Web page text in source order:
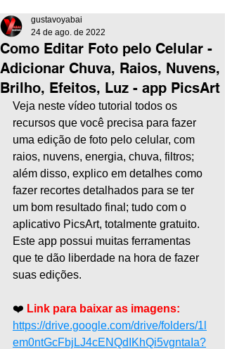
Como Editar Foto pelo Celular -
Adicionar Chuva, Raios, Nuvens,
Brilho, Efeitos, Luz - app PicsArt
gustavoyabai
24 de ago. de 2022
Veja neste vídeo tutorial todos os
recursos que você precisa para fazer
uma edição de foto pelo celular, com
raios, nuvens, energia, chuva, filtros;
além disso, explico em detalhes como
fazer recortes detalhados para se ter
um bom resultado final; tudo com o
aplicativo PicsArt, totalmente gratuito.
Este app possui muitas ferramentas
que te dão liberdade na hora de fazer
suas edições.
❤️ Link para baixar as imagens:
https://drive.google.com/drive/folders/1l
em0ntGcFbjLJ4cENQdIKhQi5vgntaIa?